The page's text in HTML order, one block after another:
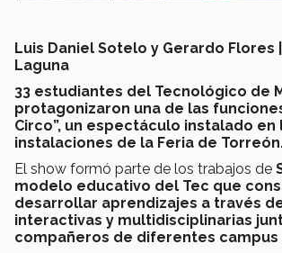
Luis Daniel Sotelo y Gerardo Flores
Laguna
33 estudiantes del Tecnológico de
protagonizaron una de las
Circo”, un espectáculo instalado en
instalaciones de la Feria de
El show formó parte de los trabajos de
modelo educativo del Tec que
desarrollar aprendizajes a través
interactivas y multidisciplinarias
compañeros de diferentes campus